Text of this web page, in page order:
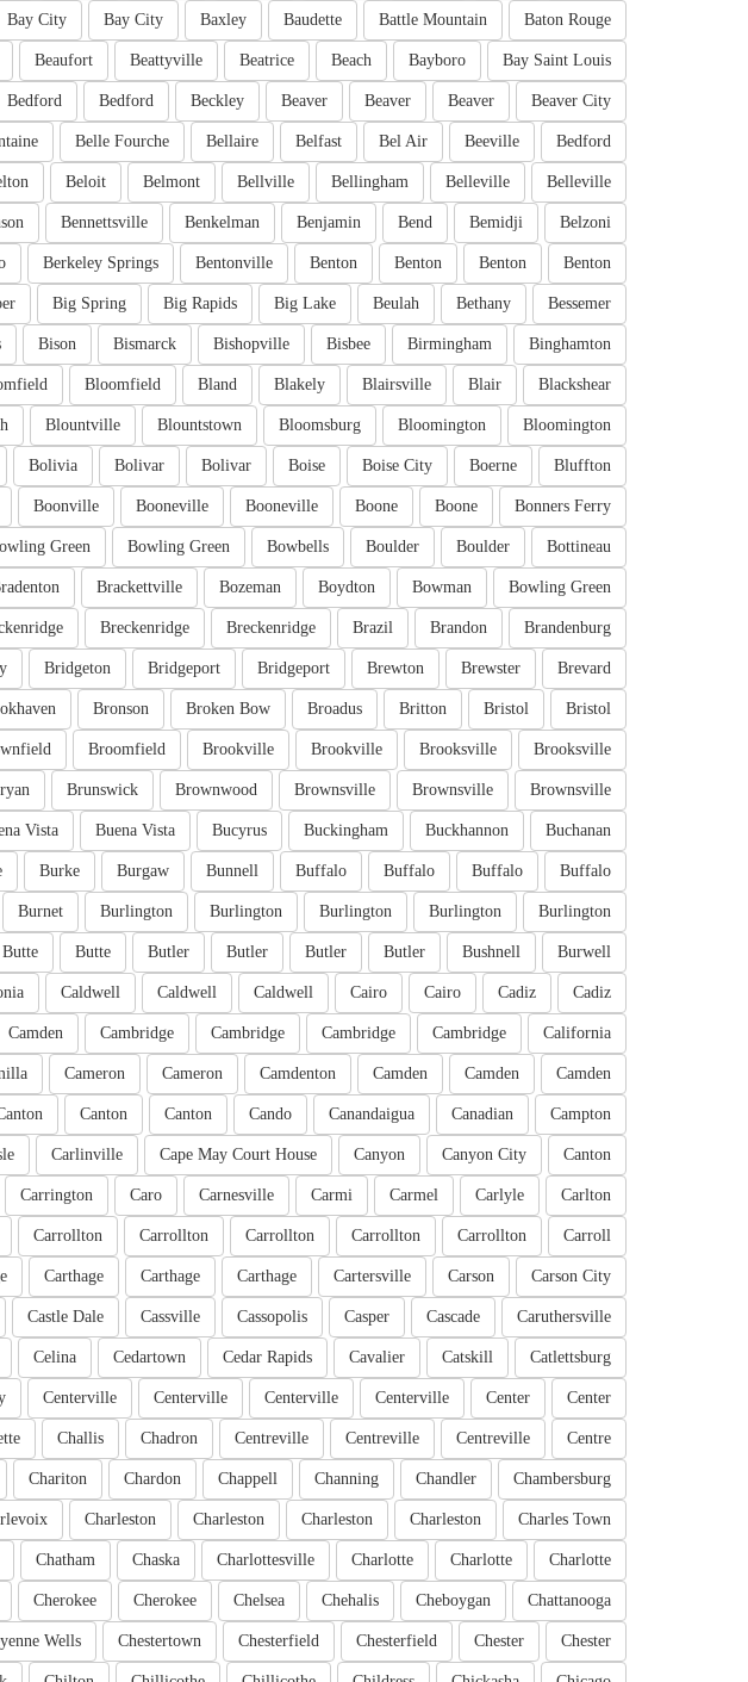
Baton Rouge
Battle Mountain
Baudette
Baxley
Bay City
Bay City
Bay Saint Louis
Bayboro
Beach
Beatrice
Beattyville
Beaufort
Beaver City
Beaver
Beaver
Beaver
Beckley
Bedford
Bedford
Bedford
Beeville
Bel Air
Belfast
Bellaire
Belle Fourche
Belleville
Belleville
Bellingham
Bellville
Belmont
Beloit
Belzoni
Bemidji
Bend
Benjamin
Benkelman
Bennettsville
Benton
Benton
Benton
Benton
Bentonville
Berkeley Springs
Bessemer
Bethany
Beulah
Big Lake
Big Rapids
Big Spring
Binghamton
Birmingham
Bisbee
Bishopville
Bismarck
Bison
Blackshear
Blair
Blairsville
Blakely
Bland
Bloomfield
Bloomington
Bloomington
Bloomsburg
Blountstown
Blountville
Bluffton
Boerne
Boise City
Boise
Bolivar
Bolivar
Bolivia
Bonners Ferry
Boone
Boone
Booneville
Booneville
Boonville
Bottineau
Boulder
Boulder
Bowbells
Bowling Green
Green
Bowling Green
Bowman
Boydton
Bozeman
Brackettville
Brandenburg
Brandon
Brazil
Breckenridge
Breckenridge
Brevard
Brewster
Brewton
Bridgeport
Bridgeport
Bridgeton
Bristol
Bristol
Britton
Broadus
Broken Bow
Bronson
Brooksville
Brooksville
Brookville
Brookville
Broomfield
Brownsville
Brownsville
Brownsville
Brownwood
Brunswick
Buchanan
Buckhannon
Buckingham
Bucyrus
Buena Vista
Vista
Buffalo
Buffalo
Buffalo
Buffalo
Bunnell
Burgaw
Burke
Burlington
Burlington
Burlington
Burlington
Burlington
Burnet
Burwell
Bushnell
Butler
Butler
Butler
Butler
Butte
Butte
Cadiz
Cadiz
Cairo
Cairo
Caldwell
Caldwell
Caldwell
California
Cambridge
Cambridge
Cambridge
Cambridge
Camden
Camden
Camden
Camden
Camdenton
Cameron
Cameron
Campton
Canadian
Canandaigua
Cando
Canton
Canton
Canton
Canyon City
Canyon
Cape May Court House
Carlinville
Carlton
Carlyle
Carmel
Carmi
Carnesville
Caro
Carrington
Carroll
Carrollton
Carrollton
Carrollton
Carrollton
Carrollton
Carson City
Carson
Cartersville
Carthage
Carthage
Carthage
Caruthersville
Cascade
Casper
Cassopolis
Cassville
Castle Dale
Catlettsburg
Catskill
Cavalier
Cedar Rapids
Cedartown
Celina
Center
Center
Centerville
Centerville
Centerville
Centerville
Centre
Centreville
Centreville
Centreville
Chadron
Challis
Chambersburg
Chandler
Channing
Chappell
Chardon
Chariton
Charles Town
Charleston
Charleston
Charleston
Charleston
Charlotte
Charlotte
Charlotte
Charlottesville
Chaska
Chatham
Chattanooga
Cheboygan
Chehalis
Chelsea
Cherokee
Cherokee
Chester
Chester
Chesterfield
Chesterfield
Chestertown
Wells